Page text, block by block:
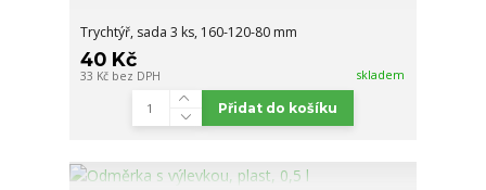
Trychtýř, sada 3 ks, 160-120-80 mm
40 Kč
33 Kč bez DPH skladem
Přidat do košíku